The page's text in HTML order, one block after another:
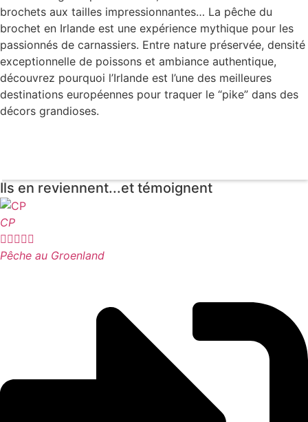
brochets aux tailles impressionnantes… La pêche du
brochet en Irlande est une expérience mythique pour les
passionnés de carnassiers. Entre nature préservée, densité
exceptionnelle de poissons et ambiance authentique,
découvrez pourquoi l’Irlande est l’une des meilleures
destinations européennes pour traquer le “pike” dans des
décors grandioses.
Ils en reviennent...et témoignent
CP

Pêche au Groenland